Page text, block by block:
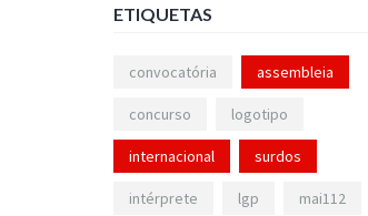
ETIQUETAS
convocatória assembleia
concurso logotipo
internacional surdos
intérprete lgp mai112